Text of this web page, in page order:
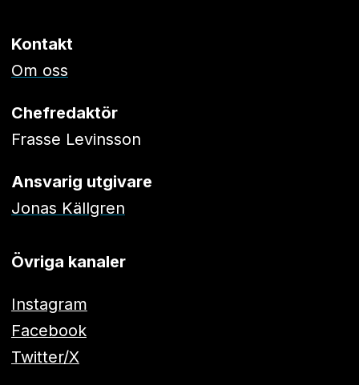
Kontakt
Om oss
Chefredaktör
Frasse Levinsson
Ansvarig utgivare
Jonas Källgren
Övriga kanaler
Instagram
Facebook
Twitter/X